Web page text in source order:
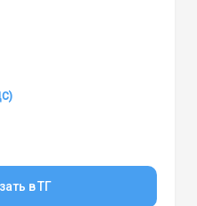
в ТГ